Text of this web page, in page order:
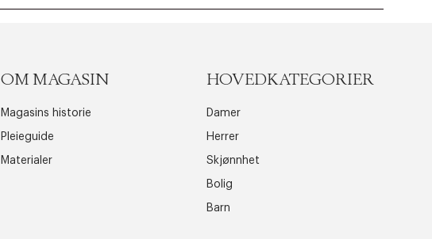
OM MAGASIN
Magasins historie
Pleieguide
Materialer
HOVEDKATEGORIER
Damer
Herrer
Skjønnhet
Bolig
Barn